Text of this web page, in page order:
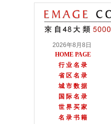
2026年8月8日
HOME PAGE
行 业 名 录
省 区 名 录
城 市 数 据
国 际 名 录
世 界 买 家
名 录 书 籍